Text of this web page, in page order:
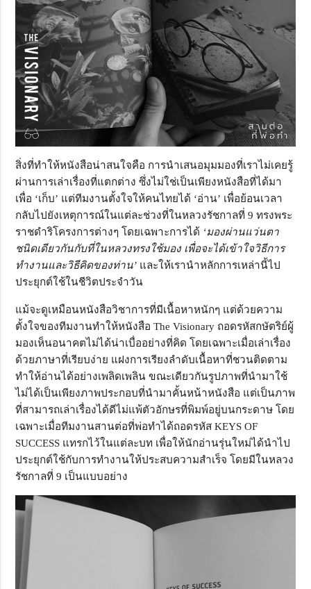
สิ่งที่ทำให้หนังสือน่าสนใจคือ การนำเสนอมุมมองที่เราไม่เคยรู้
ผ่านการเล่าเรื่องที่แตกต่าง ซึ่งไม่ใช่เป็นเพียงหนังสือที่ได้มา
เพื่อ ‘เก็บ’ แต่ทีมงานตั้งใจให้คนไทยได้ ‘อ่าน’ เพื่อย้อนเวลา
กลับไปยังเหตุการณ์ในแต่ละช่วงที่ในหลวงรัชกาลที่ 9 ทรงพระ
ราชดำริโครงการต่างๆ โดยเฉพาะการได้ ‘มองผ่านแว่นตา
ชนิดเดียวกันกับที่ในหลวงทรงใช้มอง เพื่อจะได้เข้าใจวิธีการ
ทำงานและวิธีคิดของท่าน’ และให้เรานำหลักการเหล่านี้ไป
ประยุกต์ใช้ในชีวิตประจำวัน
แม้จะดูเหมือนหนังสือวิชาการที่มีเนื้อหาหนักๆ แต่ด้วยความ
ตั้งใจของทีมงานทำให้หนังสือ The Visionary ถอดรหัสกษัตริย์ผู้
มองเห็นอนาคตไม่ได้น่าเบื่ออย่างที่คิด โดยเฉพาะเมื่อเล่าเรื่อง
ด้วยภาษาที่เรียบง่าย แฝงการเรียงลำดับเนื้อหาที่ชวนติดตาม
ทำให้อ่านได้อย่างเพลิดเพลิน ขณะเดียวกันรูปภาพที่นำมาใช้
ไม่ได้เป็นเพียงภาพประกอบที่นำมาคั้นหน้าหนังสือ แต่เป็นภาพ
ที่สามารถเล่าเรื่องได้ดีไม่แพ้ตัวอักษรที่พิมพ์อยู่บนกระดาษ โดย
เฉพาะเมื่อทีมงานสานต่อที่พ่อทำได้ถอดรหัส KEYS OF
SUCCESS แทรกไว้ในแต่ละบท เพื่อให้นักอ่านรุ่นใหม่ได้นำไป
ประยุกต์ใช้กับการทำงานให้ประสบความสำเร็จ โดยมีในหลวง
รัชกาลที่ 9 เป็นแบบอย่าง